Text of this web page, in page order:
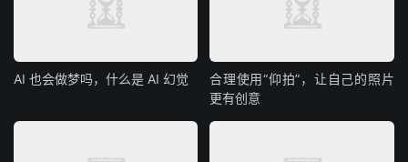
AI 也会做梦吗，什么是 AI 幻觉
合理使用“仰拍”，让自己的照片
更有创意